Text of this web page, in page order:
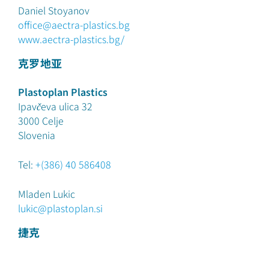
Daniel Stoyanov
office@aectra-plastics.bg
www.aectra-plastics.bg/
克罗地亚
Plastoplan Plastics
Ipavčeva ulica 32
3000 Celje
Slovenia
Tel: +(386) 40 586408
Mladen Lukic
lukic@plastoplan.si
捷克